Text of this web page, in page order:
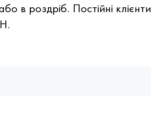
роздріб. Постійні клієнти